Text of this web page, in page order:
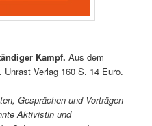
Kampf. Aus dem
Verlag 160 S. 14 Euro.
Gesprächen und Vorträgen
Aktivistin und